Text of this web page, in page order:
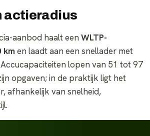
actieradius
aanbod haalt een WLTP-
km en laadt aan een snellader met
lopen van 51 tot 97
opgaven; in de praktijk ligt het
afhankelijk van snelheid,